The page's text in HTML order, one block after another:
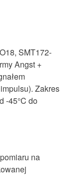
SMT172-
Angst +
Zakres
-45°C do
na